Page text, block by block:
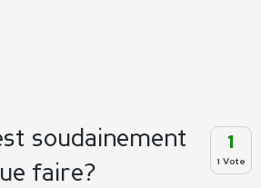
1
1 Vote
soudainement
faire?